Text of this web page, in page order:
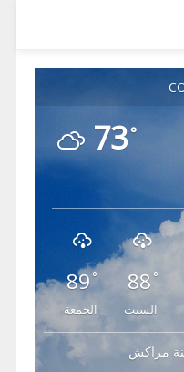
73°
89°
الجمعة
88 °
السبت
مراكش